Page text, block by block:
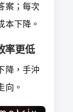
案；每次
本下降。
率更低
降，手沖
向。